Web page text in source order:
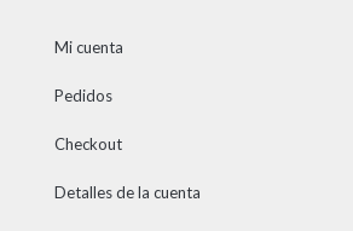
Mi cuenta
Pedidos
Checkout
Detalles de la cuenta